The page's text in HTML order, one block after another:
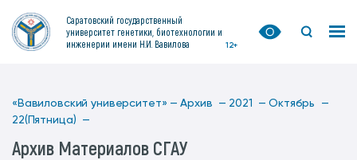
Саратовский государственный
университет генетики, биотехнологии и
инженерии имени Н.И. Вавилова
12+
«Вавиловский университет» — Архив — 2021 — Октябрь —
22(Пятница) —
Архив Материалов СГАУ